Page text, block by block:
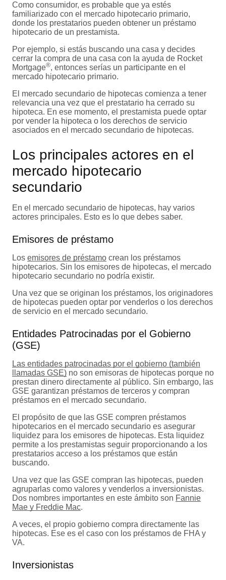
Como consumidor, es probable que ya estés
familiarizado con el mercado hipotecario primario,
donde los prestatarios pueden obtener un préstamo
hipotecario de un prestamista.
Por ejemplo, si estás buscando una casa y decides
cerrar la compra de una casa con la ayuda de Rocket
Mortgage®, entonces serías un participante en el
mercado hipotecario primario.
El mercado secundario de hipotecas comienza a tener
relevancia una vez que el prestatario ha cerrado su
hipoteca. En ese momento, el prestamista puede optar
por vender la hipoteca o los derechos de servicio
asociados en el mercado secundario de hipotecas.
Los principales actores en el
mercado hipotecario
secundario
En el mercado secundario de hipotecas, hay varios
actores principales. Esto es lo que debes saber.
Emisores de préstamo
Los emisores de préstamo crean los préstamos
hipotecarios. Sin los emisores de hipotecas, el mercado
hipotecario secundario no podría existir.
Una vez que se originan los préstamos, los originadores
de hipotecas pueden optar por venderlos o los derechos
de servicio en el mercado secundario.
Entidades Patrocinadas por el Gobierno
(GSE)
Las entidades patrocinadas por el gobierno (también
llamadas GSE) no son emisoras de hipotecas porque no
prestan dinero directamente al público. Sin embargo, las
GSE garantizan préstamos de terceros y compran
préstamos en el mercado secundario.
El propósito de que las GSE compren préstamos
hipotecarios en el mercado secundario es asegurar
liquidez para los emisores de hipotecas. Esta liquidez
permite a los prestamistas seguir proporcionando a los
prestatarios acceso a los préstamos que están
buscando.
Una vez que las GSE compran las hipotecas, pueden
agruparlas como valores y venderlos a inversionistas.
Dos nombres importantes en este ámbito son Fannie
Mae y Freddie Mac.
A veces, el propio gobierno compra directamente las
hipotecas. Ese es el caso con los préstamos de FHA y
VA.
Inversionistas